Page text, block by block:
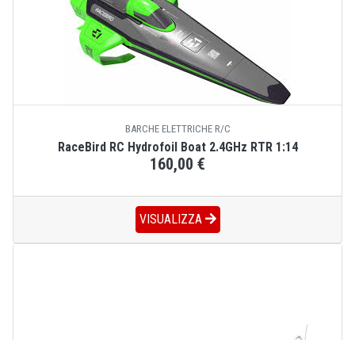
BARCHE ELETTRICHE R/C
RaceBird RC Hydrofoil Boat 2.4GHz RTR 1:14
160,00 €
VISUALIZZA